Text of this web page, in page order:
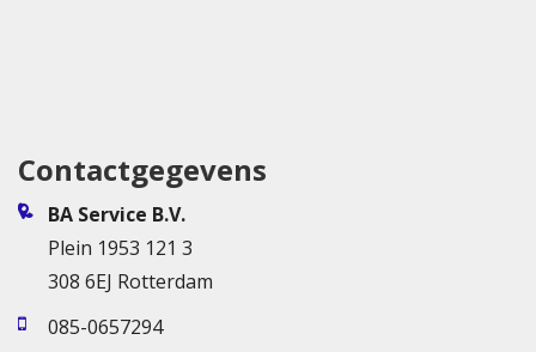
Contactgegevens
BA Service B.V.
Plein 1953 121 3
308 6EJ Rotterdam
085-0657294